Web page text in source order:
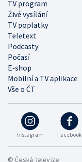
Instagram Facebook
TV program
Živé vysílání
TV poplatky
Teletext
Podcasty
Počasí
E-shop
Mobilní a TV aplikace
Vše o ČT
© Česká televize